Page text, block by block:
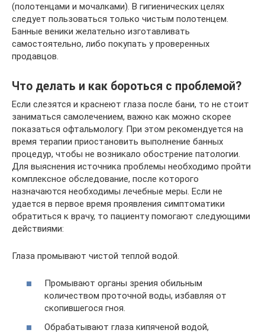
(полотенцами и мочалками). В гигиенических целях
следует пользоваться только чистым полотенцем.
Банные веники желательно изготавливать
самостоятельно, либо покупать у проверенных
продавцов.
Что делать и как бороться с проблемой?
Если слезятся и краснеют глаза после бани, то не стоит
заниматься самолечением, важно как можно скорее
показаться офтальмологу. При этом рекомендуется на
время терапии приостановить выполнение банных
процедур, чтобы не возникало обострение патологии.
Для выяснения источника проблемы необходимо пройти
комплексное обследование, после которого
назначаются необходимы лечебные меры. Если не
удается в первое время проявления симптоматики
обратиться к врачу, то пациенту помогают следующими
действиями:
Глаза промывают чистой теплой водой.
Промывают органы зрения обильным
количеством проточной воды, избавляя от
скопившегося гноя.
Обрабатывают глаза кипяченой водой,